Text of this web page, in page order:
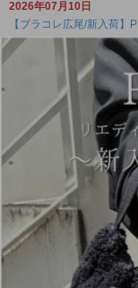
2026年07月10日
【ブラコレ広尾/新入荷